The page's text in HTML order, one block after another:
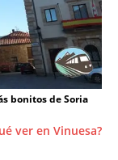
bonitos de Soria
ver en Vinuesa?